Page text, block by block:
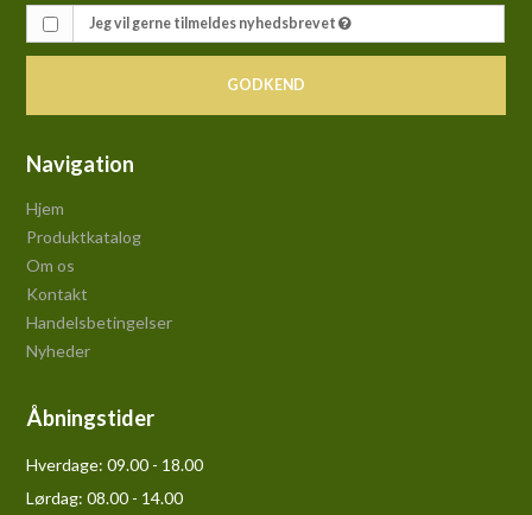
Jeg vil gerne tilmeldes nyhedsbrevet
GODKEND
Navigation
Hjem
Produktkatalog
Om os
Kontakt
Handelsbetingelser
Nyheder
Åbningstider
Hverdage: 09.00 - 18.00
Lørdag: 08.00 - 14.00